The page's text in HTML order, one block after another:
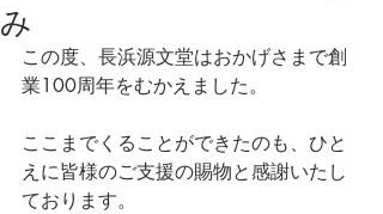
み
この度、長浜源文堂はおかげさまで創
業100周年をむかえました。
ここまでくることができたのも、ひと
えに皆様のご支援の賜物と感謝いたし
ております。